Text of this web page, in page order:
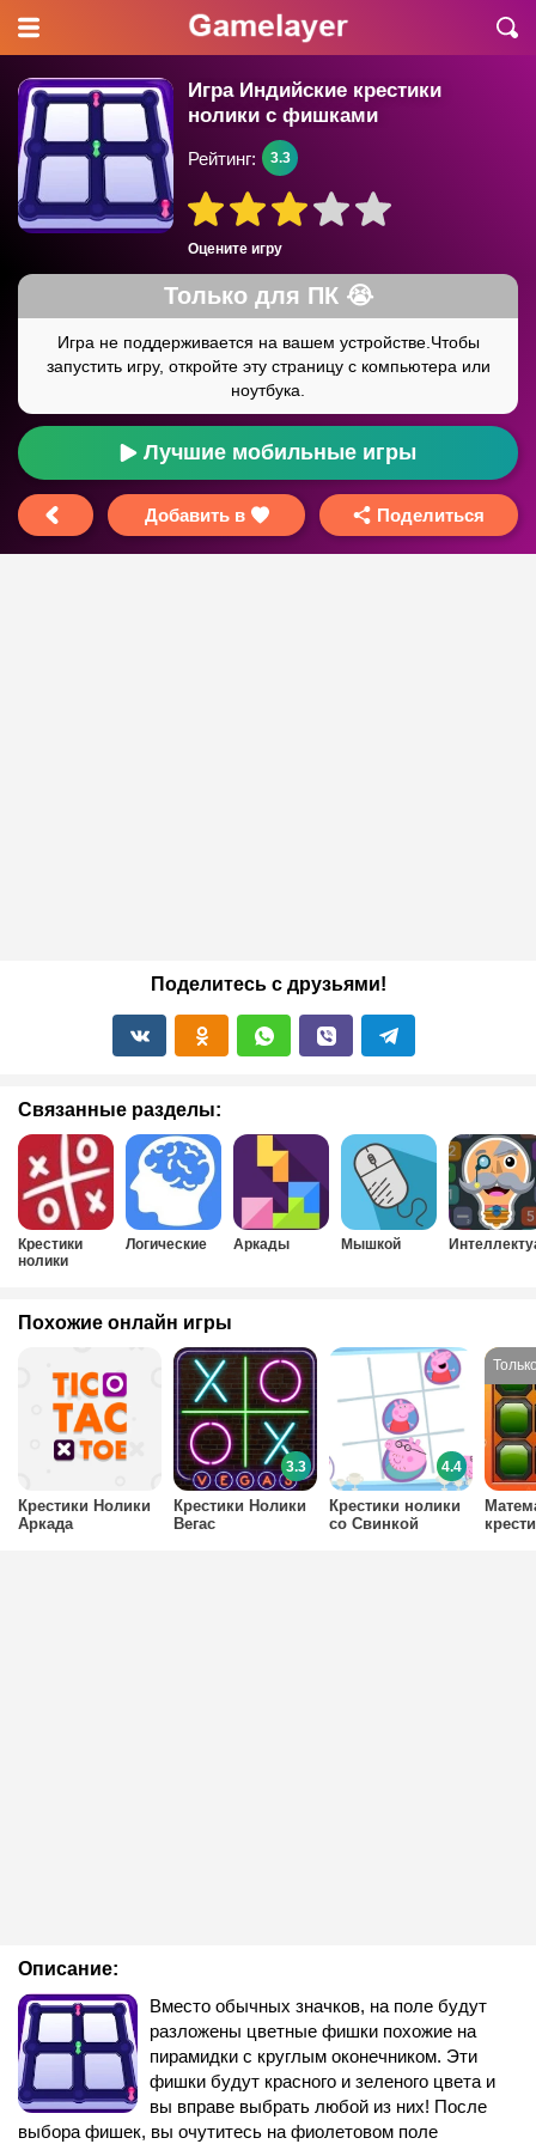
Игра Индийские крестики
нолики с фишками
Оцените игру
Рейтинг: 3.3
Лучшие мобильные игры
Добавить в Поделиться
Поделитесь с друзьями!
Связанные разделы:
Крестики
нолики
Логические Аркады Мышкой
Описание:
Вместо обычных значков, на поле будут
разложены цветные фишки похожие на
пирамидки с круглым оконечником. Эти
фишки будут красного и зеленого цвета и
вы вправе выбрать любой из них! После
выбора фишек, вы очутитесь на фиолетовом поле
Похожие онлайн игры
Крестики Нолики
Аркада
Крестики Нолики
Вегас
3.3
Крестики нолики
со Свинкой
4.4